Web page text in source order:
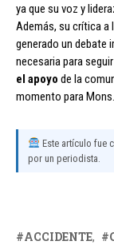
ya que su voz y
Además, su crítica a
generado un debate
necesaria para
el apoyo de la
momento para
Este artículo fue
por un periodista.
ACCIDENTE